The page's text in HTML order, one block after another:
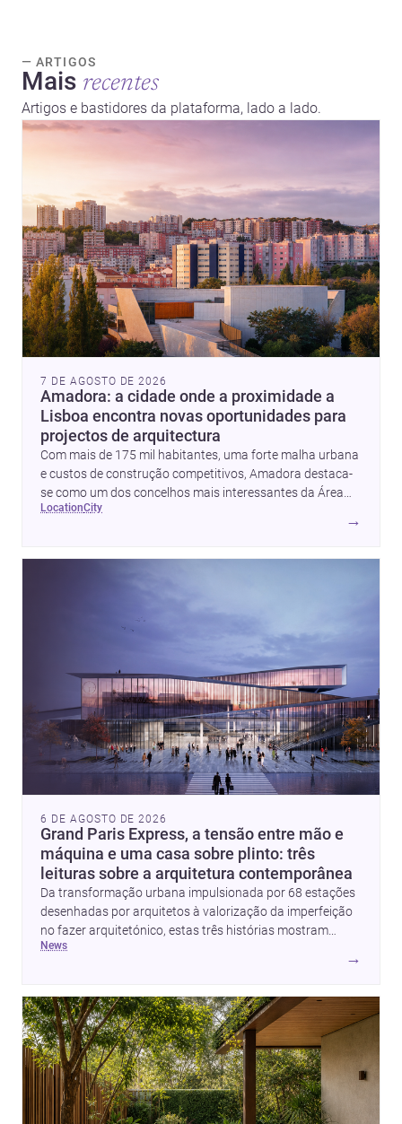
— ARTIGOS
Mais recentes
Artigos e bastidores da plataforma, lado a lado.
7 DE AGOSTO DE 2026
Amadora: a cidade onde a proximidade a
Lisboa encontra novas oportunidades para
projectos de arquitectura
Com mais de 175 mil habitantes, uma forte malha urbana
e custos de construção competitivos, Amadora destaca-
se como um dos concelhos mais interessantes da Área
Metropolitana de Lisboa para quem quer construir,
location city
→
6 DE AGOSTO DE 2026
Grand Paris Express, a tensão entre mão e
máquina e uma casa sobre plinto: três
leituras sobre a arquitetura contemporânea
Da transformação urbana impulsionada por 68 estações
desenhadas por arquitetos à valorização da imperfeição
no fazer arquitetónico, estas três histórias mostram
como a disciplina continua a reinventar cidades, materiais
doméstico revela uma abordagem subtil e
contemporânea.
news
→